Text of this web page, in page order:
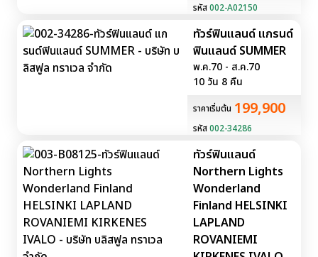
รหัส002-A02150
ทัวร์ฟินแลนด์ แกรนด์
ฟินแลนด์ SUMMER
พ.ค.70 - ส.ค.70
10 วัน 8 คืน
ราคาเริ่มต้น 199,900
รหัส002-34286
ทัวร์ฟินแลนด์
Northern Lights
Wonderland
Finland HELSINKI
LAPLAND
ROVANIEMI